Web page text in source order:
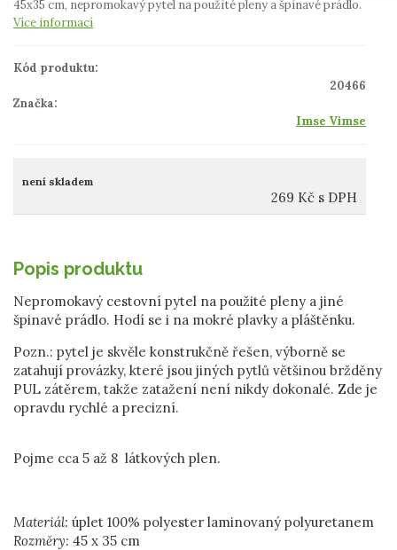
45x35 cm, nepromokavý pytel na použité pleny a špinavé prádlo.
Více informací
Kód produktu:
20466
Značka:
Imse Vimse
není skladem
269 Kč s DPH
Popis produktu
Nepromokavý cestovní pytel na použité pleny a jiné
špinavé prádlo. Hodí se i na mokré plavky a pláštěnku.
Pozn.: pytel je skvěle konstrukčně řešen, výborně se
zatahují provázky, které jsou jiných pytlů většinou bržděny
PUL zátěrem, takže zatažení není nikdy dokonalé. Zde je
opravdu rychlé a precizní.
Pojme cca 5 až 8 látkových plen.
Materiál: úplet 100% polyester laminovaný polyuretanem
Rozměry: 45 x 35 cm